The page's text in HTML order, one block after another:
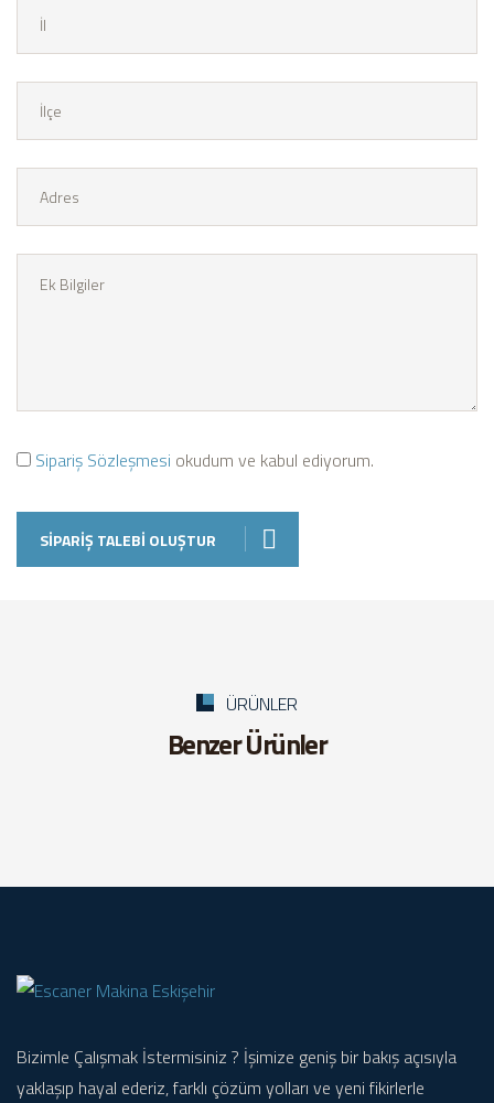
Sipariş Sözleşmesi okudum ve kabul ediyorum.
SIPARIŞ TALEBI OLUŞTUR
ÜRÜNLER
Benzer Ürünler
Bizimle Çalışmak İstermisiniz ? İşimize geniş bir bakış açısıyla
yaklaşıp hayal ederiz, farklı çözüm yolları ve yeni fikirlerle